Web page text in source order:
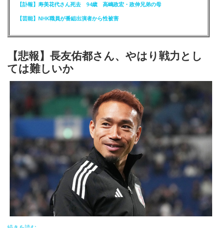
【訃報】寿美花代さん死去 94歳 高嶋政宏・政伸兄弟の母
【芸能】NHK職員が番組出演者から性被害
【悲報】長友佑都さん、やはり戦力とし
ては難しいか